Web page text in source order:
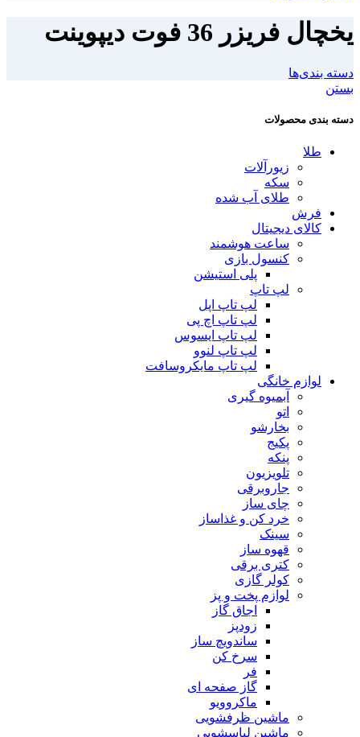
یخچال فریزر 36 فوت دیپوینت
دسته بندی‌ها
بستن
دسته بندی محصولات
طلا
زیورآلات
سکه
طلای آب شده
فرش
کالای دیجیتال
ساعت هوشمند
کنسول بازی
پلی استیشن
لپ تاپ
لپ تاپ اپل
لپ تاپ اچ پی
لپ تاپ ایسوس
لپ تاپ لنوو
لپ تاپ مایکروسافت
لوازم خانگی
آبمیوه گیری
اتو
بخارشو
پکیج
پنکه
تلویزیون
جاروبرقی
چای ساز
خرد کن و غذاساز
سینک
قهوه ساز
کتری برقی
کولر گازی
لوازم پخت و پز
اجاق گاز
زودپز
ساندویچ ساز
سرخ کن
فر
گاز صفحه ای
ماکروویو
ماشین ظرفشویی
ماشین لباسشویی